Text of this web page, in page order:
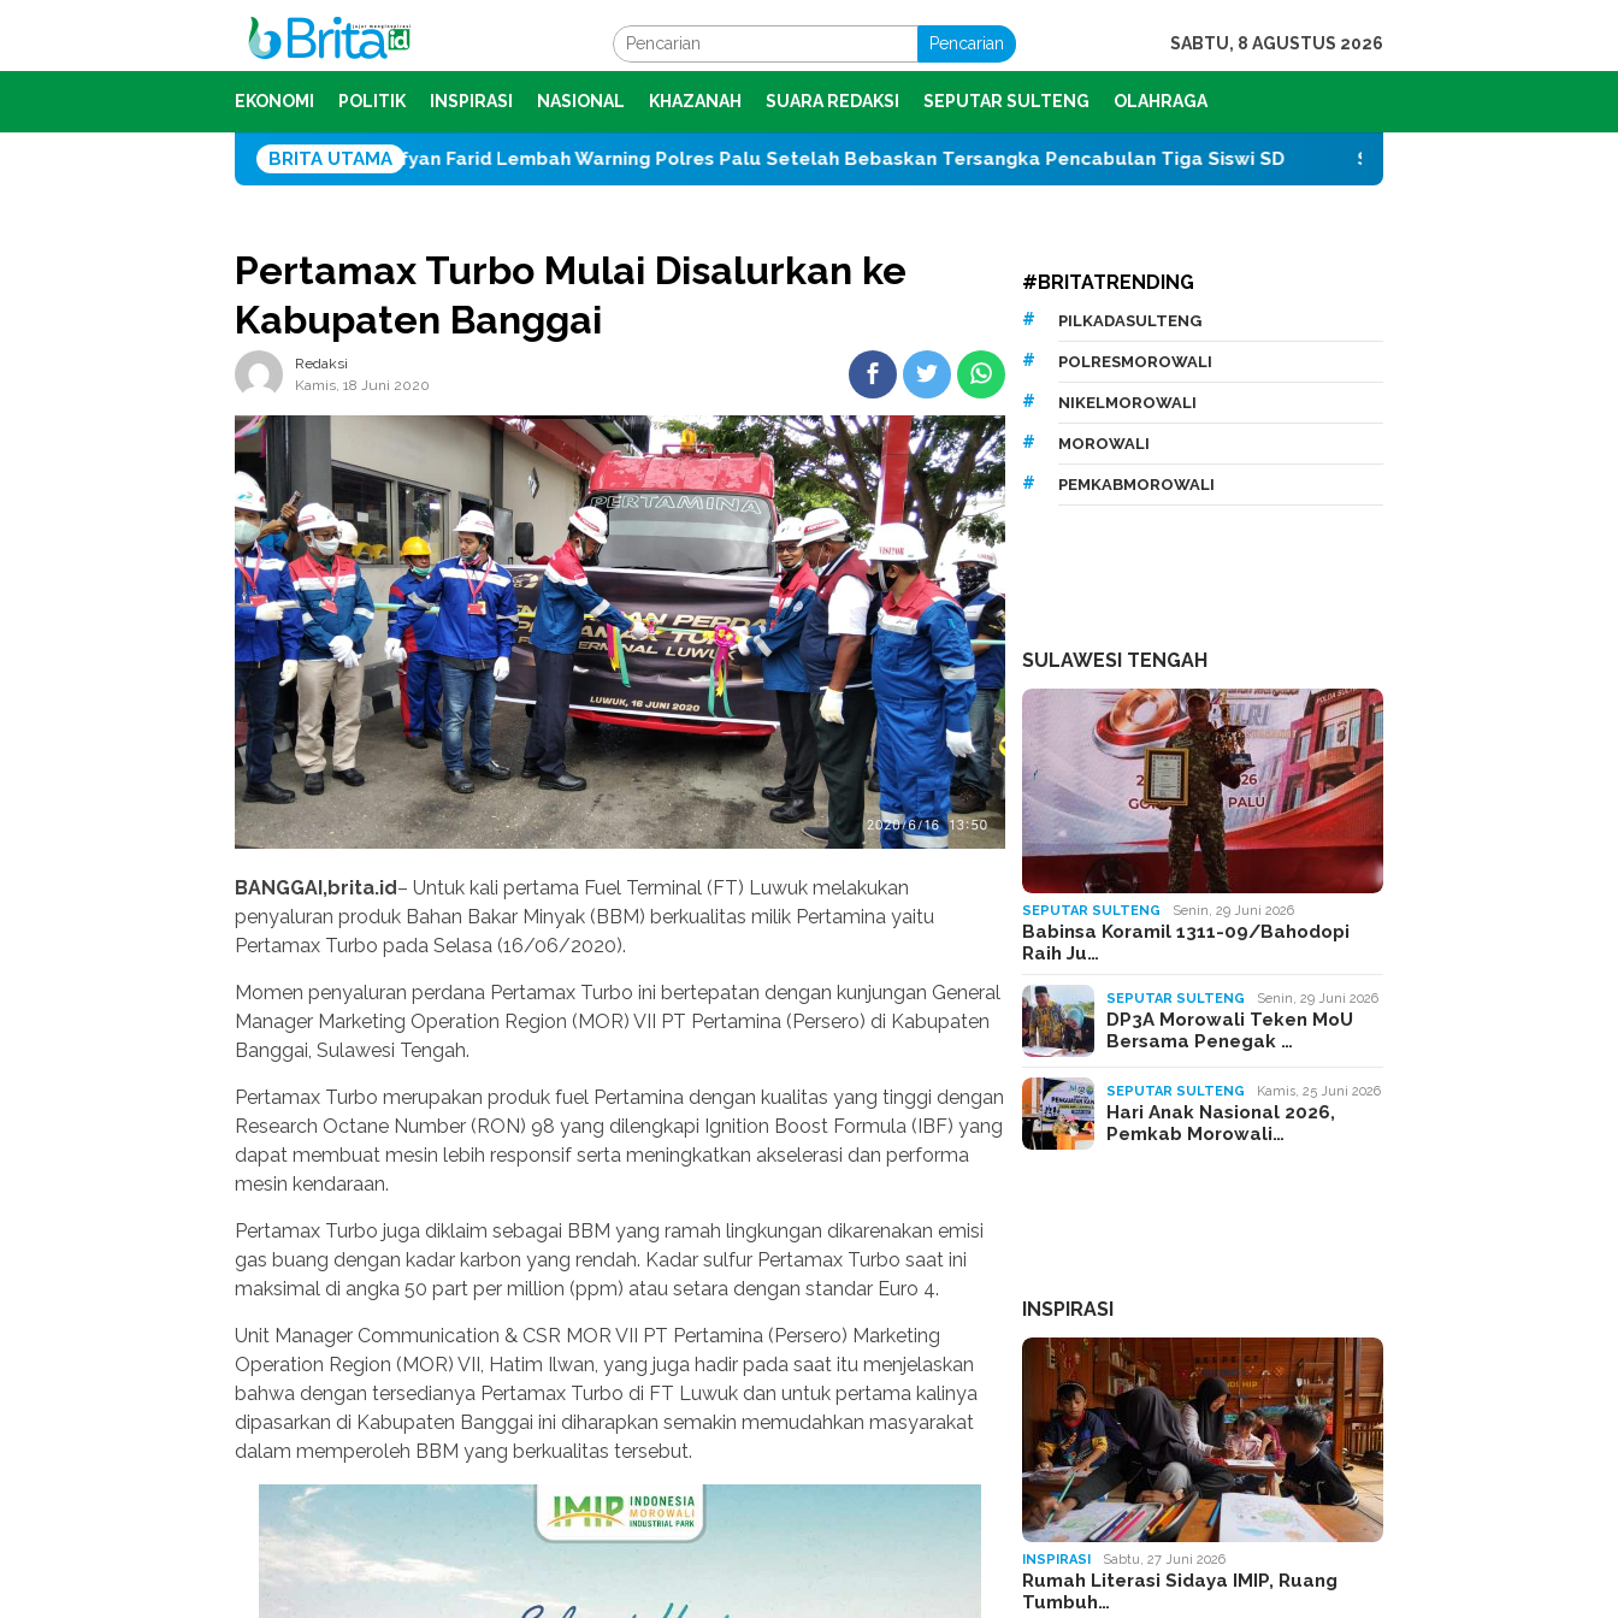
Pencarian SABTU, 8 AGUSTUS 2026
EKONOMI POLITIK INSPIRASI NASIONAL KHAZANAH SUARA REDAKSI SEPUTAR SULTENG OLAHRAGA
BRITA UTAMA
Sofyan Farid Lembah Warning Polres Palu Setelah Bebaskan Tersangka Pencabulan Tiga Siswi SD Serap Ribuan Tenaga Lokal, PT CPM Raih
Pertamax Turbo Mulai Disalurkan ke
Kabupaten Banggai
Redaksi
Kamis, 18 Juni 2020
BANGGAI,brita.id– Untuk kali pertama Fuel Terminal (FT) Luwuk melakukan
penyaluran produk Bahan Bakar Minyak (BBM) berkualitas milik Pertamina yaitu
Pertamax Turbo pada Selasa (16/06/2020).
Momen penyaluran perdana Pertamax Turbo ini bertepatan dengan kunjungan General
Manager Marketing Operation Region (MOR) VII PT Pertamina (Persero) di Kabupaten
Banggai, Sulawesi Tengah.
Pertamax Turbo merupakan produk fuel Pertamina dengan kualitas yang tinggi dengan
Research Octane Number (RON) 98 yang dilengkapi Ignition Boost Formula (IBF) yang
dapat membuat mesin lebih responsif serta meningkatkan akselerasi dan performa
mesin kendaraan.
Pertamax Turbo juga diklaim sebagai BBM yang ramah lingkungan dikarenakan emisi
gas buang dengan kadar karbon yang rendah. Kadar sulfur Pertamax Turbo saat ini
maksimal di angka 50 part per million (ppm) atau setara dengan standar Euro 4.
Unit Manager Communication & CSR MOR VII PT Pertamina (Persero) Marketing
Operation Region (MOR) VII, Hatim Ilwan, yang juga hadir pada saat itu menjelaskan
bahwa dengan tersedianya Pertamax Turbo di FT Luwuk dan untuk pertama kalinya
dipasarkan di Kabupaten Banggai ini diharapkan semakin memudahkan masyarakat
dalam memperoleh BBM yang berkualitas tersebut.
#BRITATRENDING
PILKADASULTENG
POLRESMOROWALI
NIKELMOROWALI
MOROWALI
PEMKABMOROWALI
SULAWESI TENGAH
SEPUTAR SULTENG Senin, 29 Juni 2026
Babinsa Koramil 1311-09/Bahodopi
Raih Ju…
SEPUTAR SULTENG Senin, 29 Juni 2026
DP3A Morowali Teken MoU
Bersama Penegak …
SEPUTAR SULTENG Kamis, 25 Juni 2026
Hari Anak Nasional 2026,
Pemkab Morowali…
INSPIRASI
INSPIRASI Sabtu, 27 Juni 2026
Rumah Literasi Sidaya IMIP, Ruang
Tumbuh…